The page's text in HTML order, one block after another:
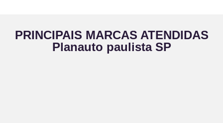
PRINCIPAIS MARCAS ATENDIDAS
Planauto paulista SP